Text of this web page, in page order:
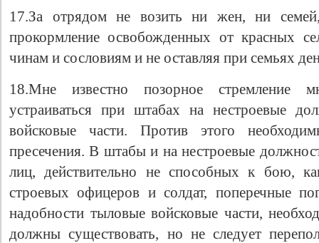
17.За отрядом не возить ни жен, ни
прокормление освобожденных от красных
чинам и сословиям и не оставляя при семьях
18.Мне известно позорное стремление
устраиваться при штабах на нестроевые
войсковые части. Против этого
пресечения. В штабы и на нестроевые
лиц, действительно не способных к бою,
строевых офицеров и солдат, поперечные
надобности тыловые войсковые части,
должны существовать, но не следует